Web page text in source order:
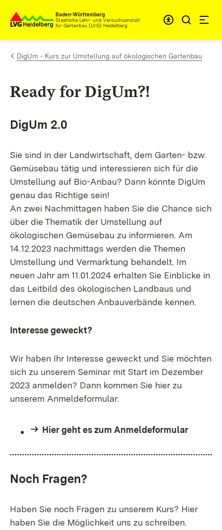
Zum Inhalt springen
Baden-Württemberg
Staatliche Lehr- und Versuchsanstalt
für Gartenbau (LVG) Heidelberg
DigUm - Kurs zur Umstellung auf ökologischen Gartenbau
Ready for DigUm?!
DigUm 2.0
Sie sind in der Landwirtschaft, dem Garten- bzw.
Gemüsebau tätig und interessieren sich für die
Umstellung auf Bio-Anbau? Dann könnte DigUm
genau das Richtige sein!
An zwei Nachmittagen haben Sie die Chance sich
über die Thematik der Umstellung auf
ökologischen Gemüsebau zu informieren. Am
14.12.2023 nachmittags werden die Themen
Umstellung und Vermarktung behandelt. Im
neuen Jahr am 11.01.2024 erhalten Sie Einblicke in
das Leitbild des ökologischen Landbaus und
lernen die deutschen Anbauverbände kennen.
Interesse geweckt?
Wir haben Ihr Interesse geweckt und Sie möchten
sich zu unserem Seminar mit Start im Dezember
2023 anmelden? Dann kommen Sie hier zu
unserem Anmeldeformular:
Hier geht es zum Anmeldeformular
Noch Fragen?
Haben Sie noch Fragen zu unserem Kurs? Hier
haben Sie die Möglichkeit uns zu schreiben.